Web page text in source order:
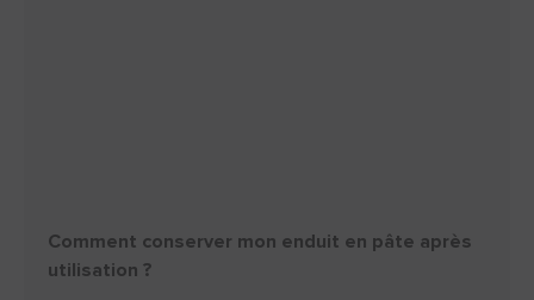
Comment conserver mon enduit en pâte après
utilisation ?